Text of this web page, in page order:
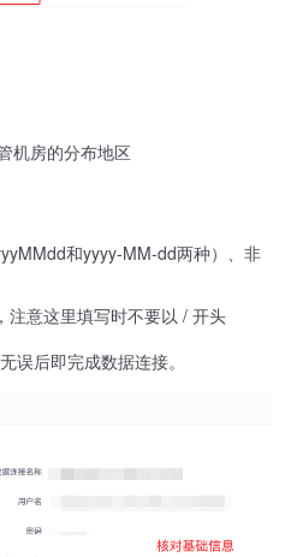
机房的分布地区
和yyyy-MM-dd两种）、非
注意这里填写时不要以 / 开头
误后即完成数据连接。